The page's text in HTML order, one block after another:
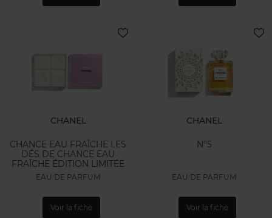
CHANEL
CHANCE EAU FRAÎCHE LES
DÉS DE CHANCE EAU
FRAÎCHE ÉDITION LIMITÉE
EAU DE PARFUM
Voir la fiche
CHANEL
N°5
EAU DE PARFUM
Voir la fiche